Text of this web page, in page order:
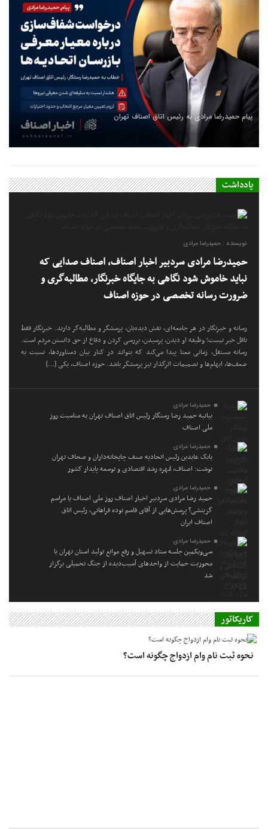
پیام حمیدرضا مرادی به رئیس اتاق اصناف تهران
پیام تبریک دکتر علی توسطی به مناسبت روز خبرنگار
یادداشت
نویسنده : حمیدرضا مرادی
حمیدرضا مرادی سردبیر اخبار اصناف، اصناف صدایی که
نباید خاموش شود نگاهی به جایگاه خبرنگار، مطالبه‌گری و
ضرورت رسانه تخصصی در حوزه اصناف
رسانه و خبرنگار در هر جامعه‌ای، نقش دیده‌بان، پرسشگر و مطالبه‌گر دارند. خبرنگار فقط
ناقل خبر نیست؛ وظیفه او دیدن، پرسیدن، بررسی کردن و دفاع از حق دانستن مردم است.
رسانه مستقل، زمانی معنا پیدا می‌کند که بتواند در کنار بیان دستاوردها، نسبت به
ضعف‌ها، ابهام‌ها و تصمیمات اثرگذار نیز پرسشگر باشد. حوزه اصناف، یکی […]
حمیدرضا مرادی
بیانیه حمید رضا رستگار رئیس اتاق اصناف تهران به مناسبت روز
ملی اصناف
حمیدرضا مرادی
بابک عابدین رئیس اتحادیه صنف چاپخانه‌داران و صحاف تهران
نوشت: اصناف، مُهره رشد اقتصادی و توسعه پایدار کشور
حمیدرضا مرادی
حمید رضا مرادی سردبیر اخبار اصناف روز ملی اصناف یا مراسم
گزینشی؟ پرسش‌هایی از آقای قاسم نوده فراهانی، رئیس اتاق
اصناف ایران
حمیدرضا مرادی
سی‌ویکمین جلسه ستاد تسهیل و رفع موانع تولید استان تهران با
محوریت حمایت از واحدهای آسیب‌دیده از جنگ تحمیلی برگزار
شد
کاریکاتور
نحوه ثبت نام وام ازدواج چگونه است؟